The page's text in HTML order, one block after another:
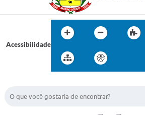
Acessibilidade